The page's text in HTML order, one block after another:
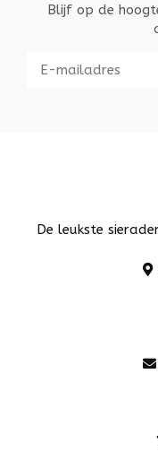
Blijf op de
De leukste